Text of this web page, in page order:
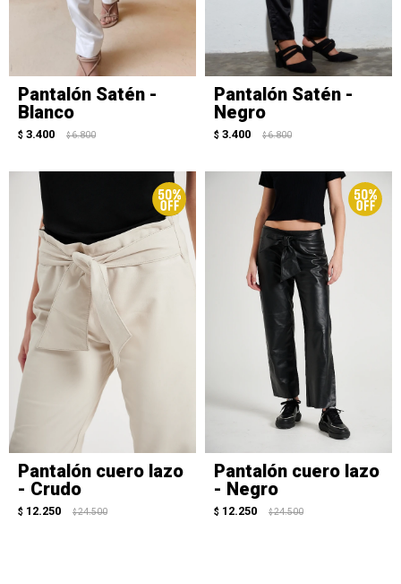
Pantalón Satén -
Blanco
$ 3.400 $ 6.800
Pantalón Satén -
Negro
$ 3.400 $ 6.800
Pantalón cuero lazo
- Crudo
$ 12.250 $ 24.500
Pantalón cuero lazo
- Negro
$ 12.250 $ 24.500